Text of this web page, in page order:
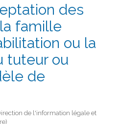
des
famille
ou la
tuteur ou
de
de l'information légale et